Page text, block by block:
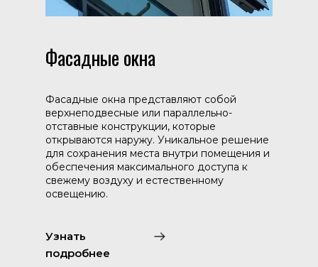
Узнать
подробнее
Фасадные окна представляют собой
верхнеподвесные или параллельно-
отставные конструкции, которые
открываются наружу. Уникальное решение
для сохранения места внутри помещения и
обеспечения максимального доступа к
свежему воздуху и естественному
освещению.
Фасадные окна